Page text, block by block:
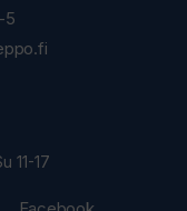
5
11-17